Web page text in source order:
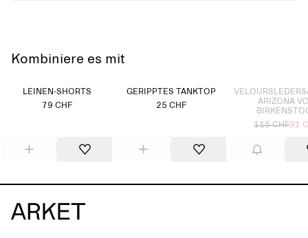
Kombiniere es mit
LEINEN-SHORTS
79 CHF
GERIPPTES TANKTOP
25 CHF
ARIZONA
115 CHF91